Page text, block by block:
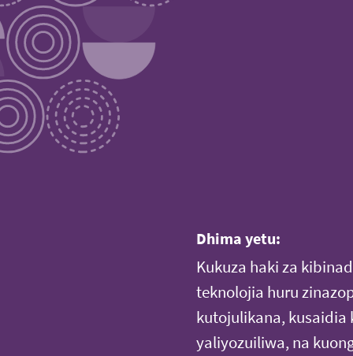
Dhima yetu:
Kukuza haki za
teknolojia huru
kutojulikana,
yaliyozuiliwa, na